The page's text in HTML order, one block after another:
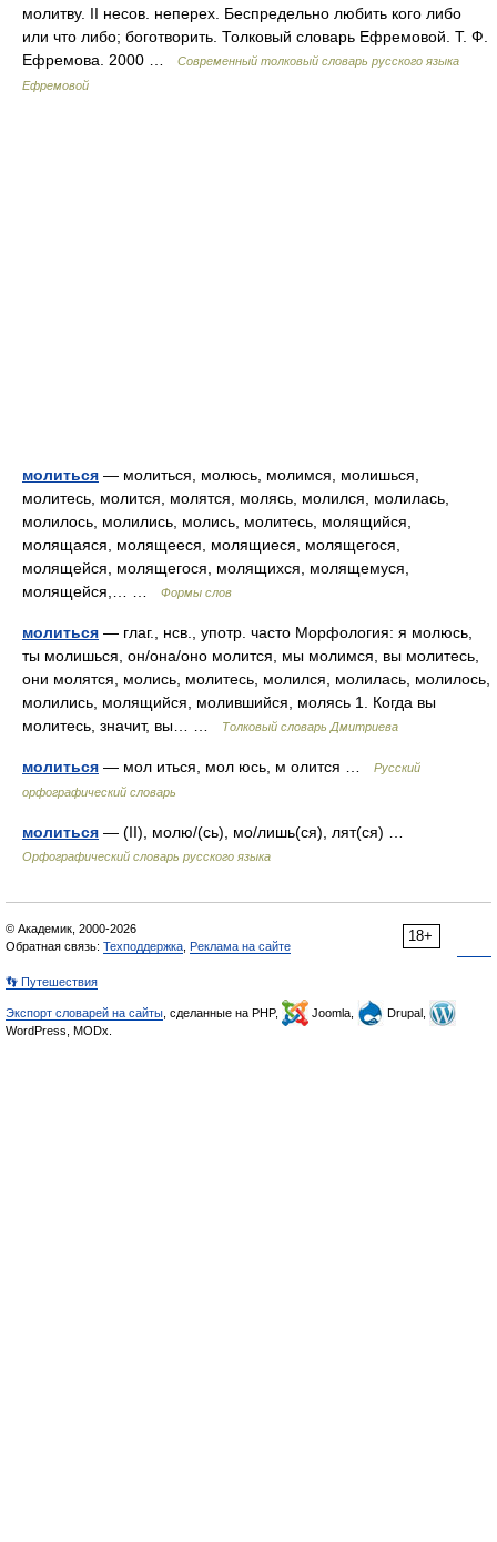
молитву. II несов. неперех. Беспредельно любить кого либо
или что либо; боготворить. Толковый словарь Ефремовой. Т. Ф.
Ефремова. 2000 …
Современный толковый словарь русского языка
Ефремовой
молиться — молиться, молюсь, молимся, молишься,
молитесь, молится, молятся, молясь, молился, молилась,
молилось, молились, молись, молитесь, молящийся,
молящаяся, молящееся, молящиеся, молящегося,
молящейся, молящегося, молящихся, молящемуся,
молящейся,… …
Формы слов
молиться — глаг., нсв., употр. часто Морфология: я молюсь,
ты молишься, он/она/оно молится, мы молимся, вы молитесь,
они молятся, молись, молитесь, молился, молилась, молилось,
молились, молящийся, молившийся, молясь 1. Когда вы
молитесь, значит, вы… …
Толковый словарь Дмитриева
молиться — мол иться, мол юсь, м олится …
Русский
орфографический словарь
молиться — (II), молю/(сь), мо/лишь(ся), лят(ся) …
Орфографический словарь русского языка
18+
© Академик, 2000-2026
Обратная связь: Техподдержка Реклама на сайте
👣 Путешествия
Экспорт словарей на сайты , сделанные на PHP, Joomla,
Drupal,
WordPress, MODx.